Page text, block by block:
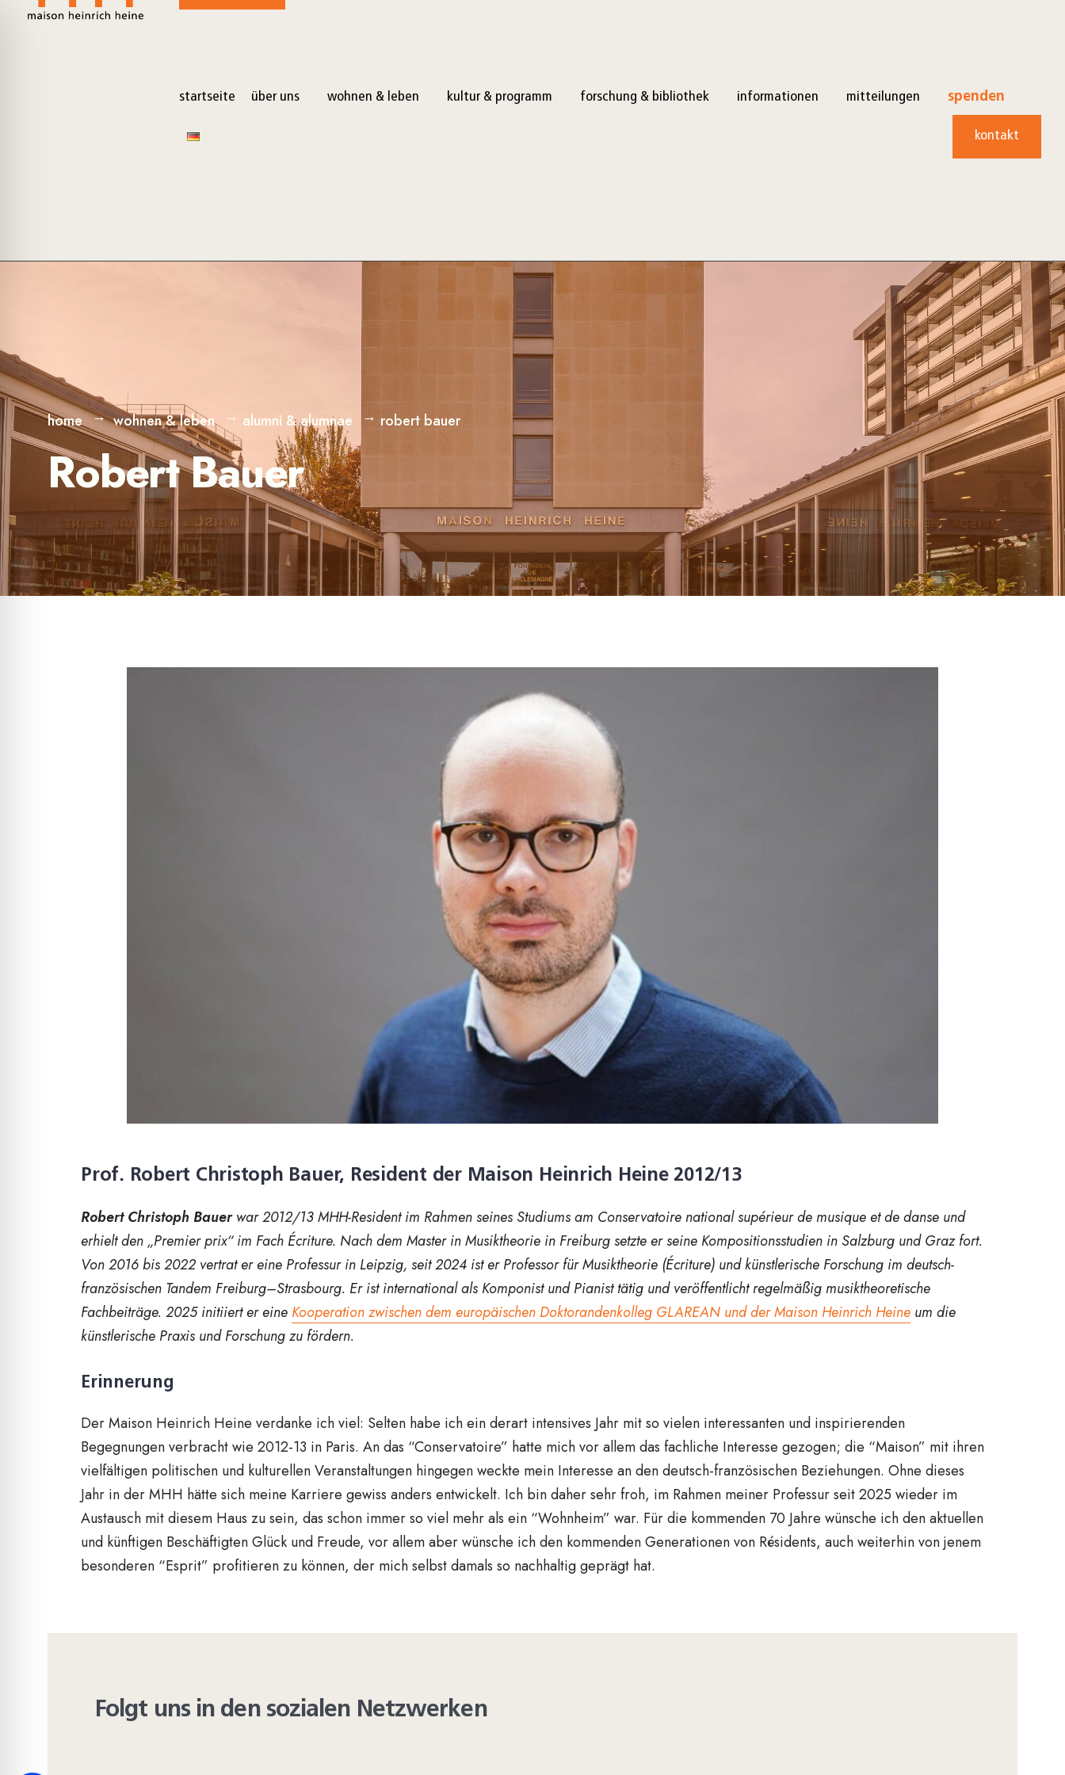
startseite über uns wohnen & leben kultur & programm forschung & bibliothek informationen mitteilungen spenden
kontakt
home wohnen & leben alumni & alumnae robert bauer
Robert Bauer
Prof. Robert Christoph Bauer, Resident der Maison Heinrich Heine 2012/13
Robert Christoph Bauerwar 2012/13 MHH-Resident im Rahmen seines Studiums am Conservatoire national supérieur de musique et de danse und
erhielt den „Premier prix“ im Fach Écriture. Nach dem Master in Musiktheorie in Freiburg setzte er seine Kompositionsstudien in Salzburg und Graz fort.
Von 2016 bis 2022 vertrat er eine Professur in Leipzig, seit 2024 ist er Professor für Musiktheorie (Écriture) und künstlerische Forschung im deutsch-
französischen Tandem Freiburg–Strasbourg. Er ist international als Komponist und Pianist tätig und veröffentlicht regelmäßig musiktheoretische
Fachbeiträge. 2025 initiiert er eine Kooperation zwischen dem europäischen Doktorandenkolleg GLAREAN und der Maison Heinrich Heine um die
künstlerische Praxis und Forschung zu fördern.
Erinnerung
Der Maison Heinrich Heine verdanke ich viel: Selten habe ich ein derart intensives Jahr mit so vielen interessanten und inspirierenden
Begegnungen verbracht wie 2012-13 in Paris. An das “Conservatoire” hatte mich vor allem das fachliche Interesse gezogen; die “Maison” mit ihren
vielfältigen politischen und kulturellen Veranstaltungen hingegen weckte mein Interesse an den deutsch-französischen Beziehungen. Ohne dieses
Jahr in der MHH hätte sich meine Karriere gewiss anders entwickelt. Ich bin daher sehr froh, im Rahmen meiner Professur seit 2025 wieder im
Austausch mit diesem Haus zu sein, das schon immer so viel mehr als ein “Wohnheim” war. Für die kommenden 70 Jahre wünsche ich den aktuellen
und künftigen Beschäftigten Glück und Freude, vor allem aber wünsche ich den kommenden Generationen von Résidents, auch weiterhin von jenem
besonderen “Esprit” profitieren zu können, der mich selbst damals so nachhaltig geprägt hat.
Folgt uns in den sozialen Netzwerken